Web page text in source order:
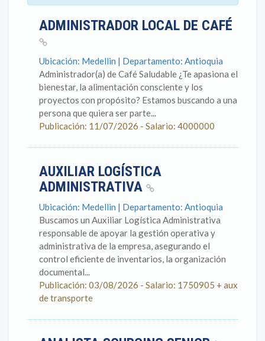
ADMINISTRADOR LOCAL DE CAFÉ
Ubicación: Medellin | Departamento: Antioquia
Administrador(a) de Café Saludable ¿Te apasiona el
bienestar, la alimentación consciente y los
proyectos con propósito? Estamos buscando a una
persona que quiera ser parte...
Publicación: 11/07/2026 - Salario: 4000000
AUXILIAR LOGÍSTICA
ADMINISTRATIVA
Ubicación: Medellin | Departamento: Antioquia
Buscamos un Auxiliar Logística Administrativa
responsable de apoyar la gestión operativa y
administrativa de la empresa, asegurando el
control eficiente de inventarios, la organización
documental...
Publicación: 03/08/2026 - Salario: 1750905 + aux
de transporte